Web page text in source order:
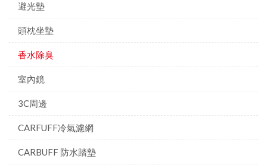
避光墊
頭枕坐墊
香水除臭
室內鏡
3C周邊
CARFUFF冷氣濾網
CARBUFF 防水踏墊